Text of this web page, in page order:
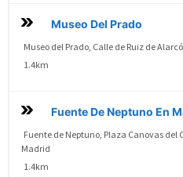
Museo Del Prado
Museo del Prado, Calle de Ruiz de
1.4km
Fuente De Neptuno En
Fuente de Neptuno, Plaza Canovas del
Madrid
1.4km